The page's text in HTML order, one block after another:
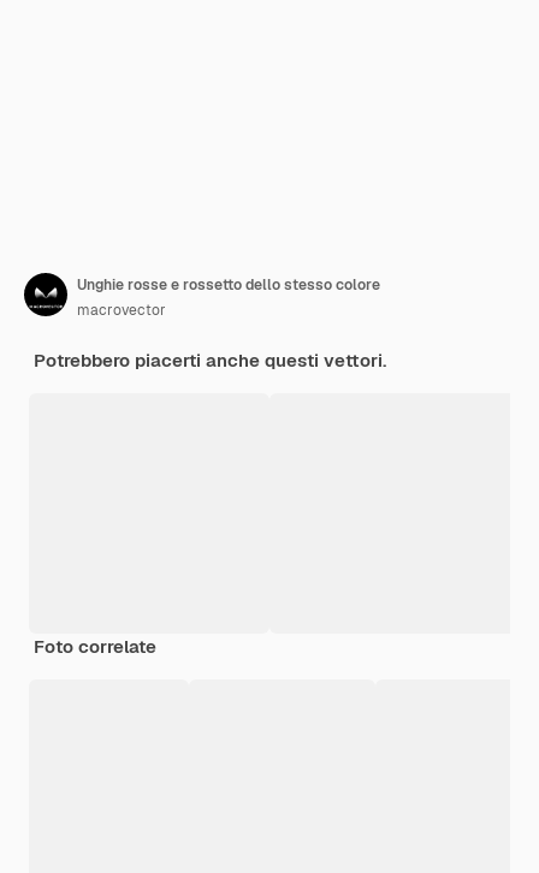
Unghie rosse e rossetto dello stesso colore
macrovector
Potrebbero piacerti anche questi vettori.
Foto correlate